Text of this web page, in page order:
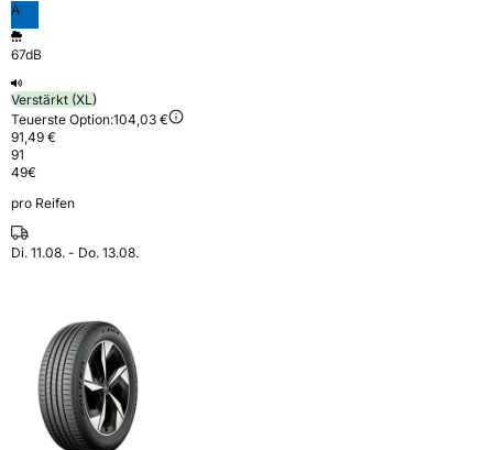
A
67dB
Verstärkt (XL)
Teuerste Option:104,03 €
91,49 €
91
49€
pro Reifen
Di. 11.08. - Do. 13.08.